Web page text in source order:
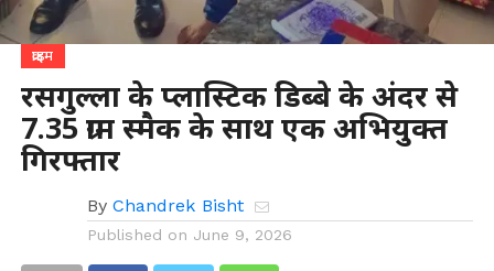
क्राइम
रसगुल्ला के प्लास्टिक डिब्बे के अंदर से
7.35 ग्राम स्मैक के साथ एक अभियुक्त
गिरफ्तार
By Chandrek Bisht
Published on June 9, 2026